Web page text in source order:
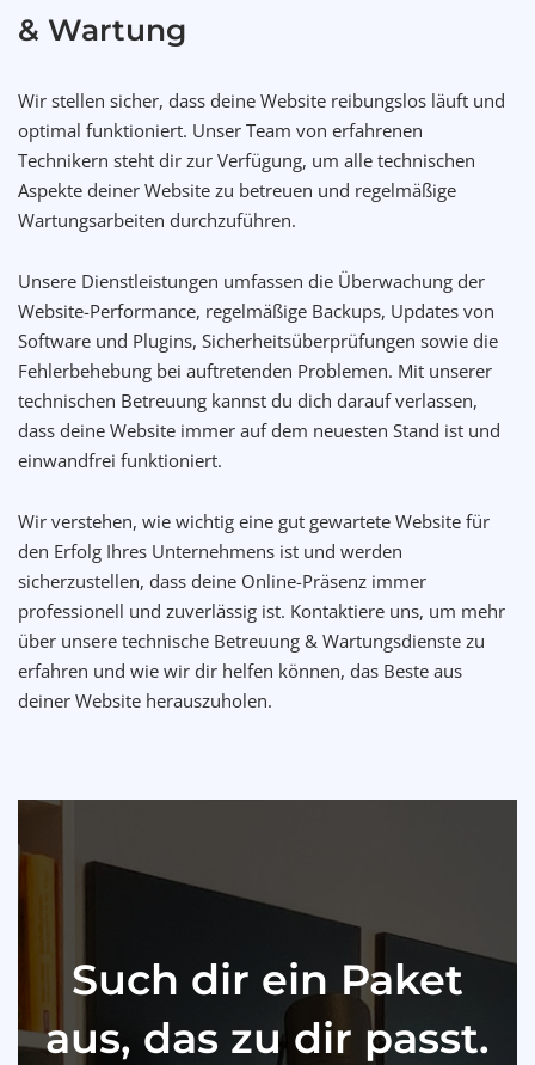
& Wartung
Wir stellen sicher, dass deine Website reibungslos läuft und
optimal funktioniert. Unser Team von erfahrenen
Technikern steht dir zur Verfügung, um alle technischen
Aspekte deiner Website zu betreuen und regelmäßige
Wartungsarbeiten durchzuführen.
Unsere Dienstleistungen umfassen die Überwachung der
Website-Performance, regelmäßige Backups, Updates von
Software und Plugins, Sicherheitsüberprüfungen sowie die
Fehlerbehebung bei auftretenden Problemen. Mit unserer
technischen Betreuung kannst du dich darauf verlassen,
dass deine Website immer auf dem neuesten Stand ist und
einwandfrei funktioniert.
Wir verstehen, wie wichtig eine gut gewartete Website für
den Erfolg Ihres Unternehmens ist und werden
sicherzustellen, dass deine Online-Präsenz immer
professionell und zuverlässig ist. Kontaktiere uns, um mehr
über unsere technische Betreuung & Wartungsdienste zu
erfahren und wie wir dir helfen können, das Beste aus
deiner Website herauszuholen.
Such dir ein Paket
aus, das zu dir passt.